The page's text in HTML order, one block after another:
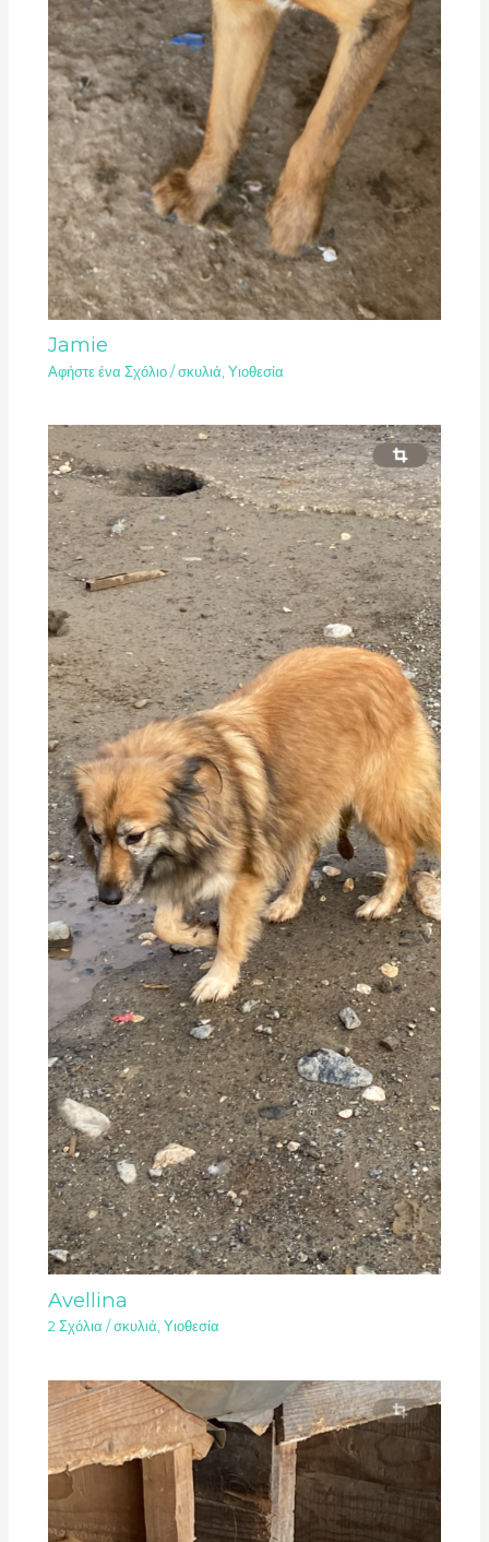
Jamie
Αφήστε ένα Σχόλιο /σκυλιά ,Υιοθεσία
Avellina
2 Σχόλια /σκυλιά,Υιοθεσία